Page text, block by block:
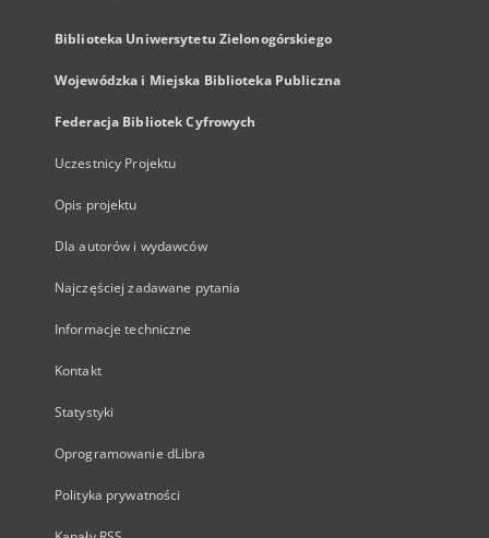
Biblioteka Uniwersytetu Zielonogórskiego
Wojewódzka i Miejska Biblioteka Publiczna
Federacja Bibliotek Cyfrowych
Uczestnicy Projektu
Opis projektu
Dla autorów i wydawców
Najczęściej zadawane pytania
Informacje techniczne
Kontakt
Statystyki
Oprogramowanie dLibra
Polityka prywatności